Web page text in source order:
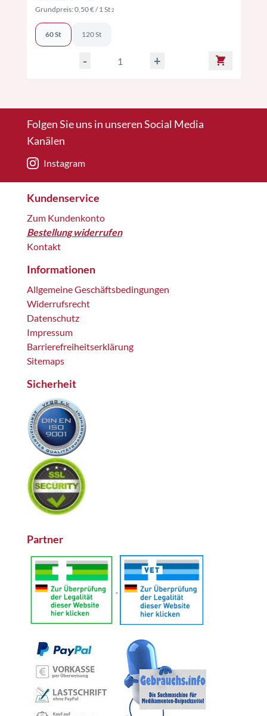
Grundpreis:0,50 €/ 1 St 2Preise inkl. MwSt. ggf. zzgl. Versand
60 St 120 St
- +
Folgen Sie uns in unseren Social Media
Kanälen
Instagram
Kundenservice
Zum Kundenkonto
Bestellung widerrufen
Kontakt
Informationen
Allgemeine Geschäftsbedingungen
Widerrufsrecht
Datenschutz
Impressum
Barrierefreiheitserklärung
Sitemaps
Sicherheit
Partner